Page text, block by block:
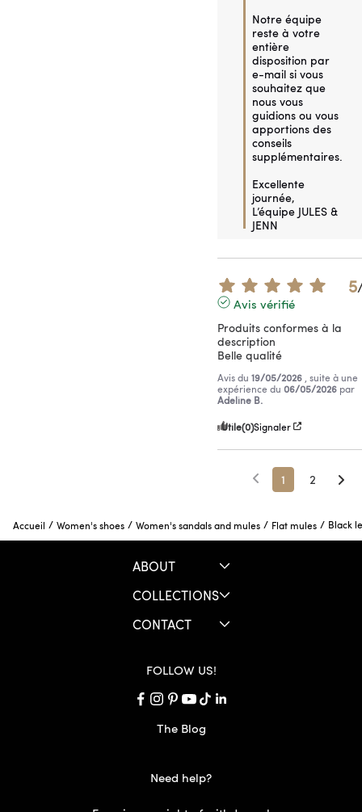
Notre équipe
reste à votre
entière
disposition par
e-mail si vous
souhaitez que
nous vous
guidions ou vous
apportions des
conseils
supplémentaires.
Excellente
journée,
L’équipe JULES &
JENN
5
Avis vérifié
Produits conformes à la
description
Belle qualité
Avis du 19/05/2026 , suite à une
expérience du 06/05/2026 par
Adeline B.
Utile(0)Signaler
1 2
Accueil / Women's shoes / Women's sandals and mules / Flat mules / Black
ABOUT
COLLECTIONS
CONTACT
FOLLOW US!
The Blog
Need help?